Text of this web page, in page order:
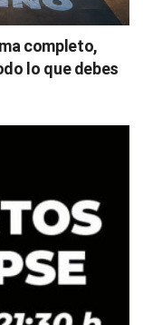
completo,
lo que debes